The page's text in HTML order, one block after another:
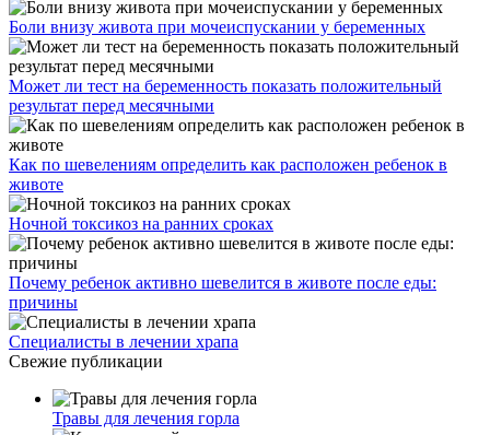
Боли внизу живота при мочеиспускании у беременных
Может ли тест на беременность показать положительный
результат перед месячными
Как по шевелениям определить как расположен ребенок в
животе
Ночной токсикоз на ранних сроках
Почему ребенок активно шевелится в животе после еды:
причины
Специалисты в лечении храпа
Свежие публикации
Травы для лечения горла